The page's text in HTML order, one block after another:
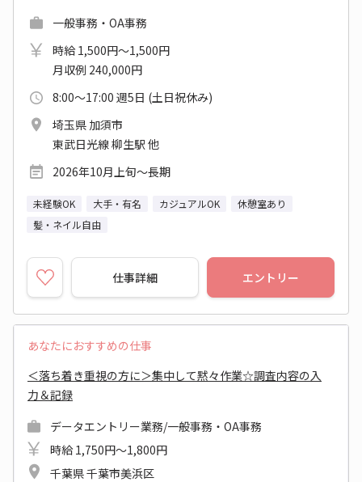
一般事務・OA事務
時給 1,500円～1,500円
月収例 240,000円
8:00～17:00 週5日 (土日祝休み)
埼玉県 加須市
東武日光線 柳生駅 他
2026年10月上旬～長期
未経験OK 大手・有名 カジュアルOK
休憩室あり
髪・ネイル自由
仕事詳細 エントリー
あなたにおすすめの仕事
＜落ち着き重視の方に＞集中して黙々作業☆調査内容の入
力＆記録
データエントリー業務/一般事務・OA事務
時給 1,750円～1,800円
千葉県 千葉市美浜区